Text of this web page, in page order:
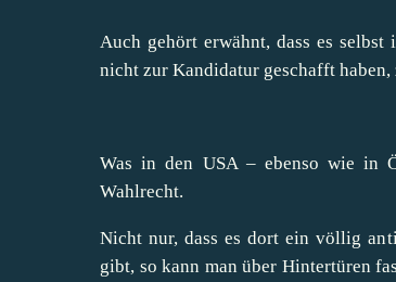
Auch gehört erwähnt, dass es
nicht zur Kandidatur geschafft
Was in den USA – ebenso wie in
Wahlrecht.
Nicht nur, dass es dort ein völlig
gibt, so kann man über Hintertüren